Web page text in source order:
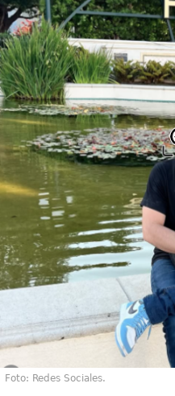
Foto: Redes Sociales.